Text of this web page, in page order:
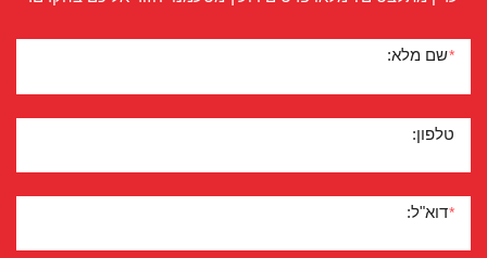
*שם מלא:
טלפון:
*דוא"ל: